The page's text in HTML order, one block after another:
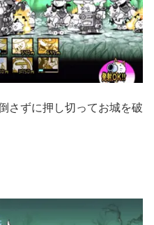
さずに押し切ってお城を破